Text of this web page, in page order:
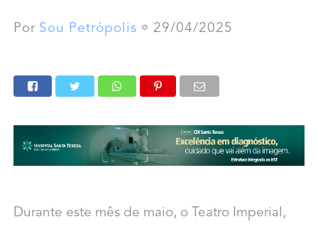
Por Sou Petrópolis 29/04/2025
Durante este mês de maio, o Teatro Imperial,